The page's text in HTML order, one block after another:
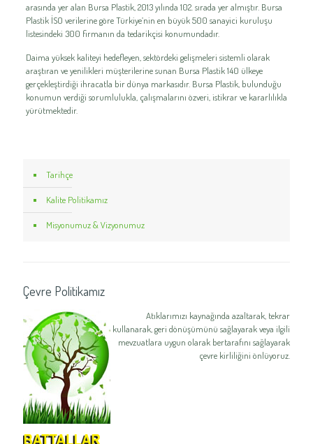
arasında yer alan Bursa Plastik, 2013 yılında 102. sırada yer almıştır. Bursa
Plastik İSO verilerine göre Türkiye’nin en büyük 500 sanayici kuruluşu
listesindeki 300 firmanın da tedarikçisi konumundadır.
Daima yüksek kaliteyi hedefleyen, sektördeki gelişmeleri sistemli olarak
araştıran ve yenilikleri müşterilerine sunan Bursa Plastik 140 ülkeye
gerçekleştirdiği ihracatla bir dünya markasıdır. Bursa Plastik, bulunduğu
konumun verdiği sorumlulukla, çalışmalarını özveri, istikrar ve kararlılıkla
yürütmektedir.
Tarihçe
Kalite Politikamız
Misyonumuz & Vizyonumuz
Çevre Politikamız
Atıklarımızı kaynağında azaltarak, tekrar
kullanarak, geri dönüşümünü sağlayarak veya ilgili
mevzuatlara uygun olarak bertarafını sağlayarak
çevre kirliliğini önlüyoruz.